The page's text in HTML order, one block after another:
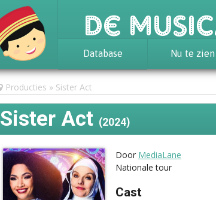
De
Database
Achtergrond
Awards
Statistieken
Nu te zien
Producties Sister Act
Sister Act (2024)
Door MediaLane
Nationale tour
Cast